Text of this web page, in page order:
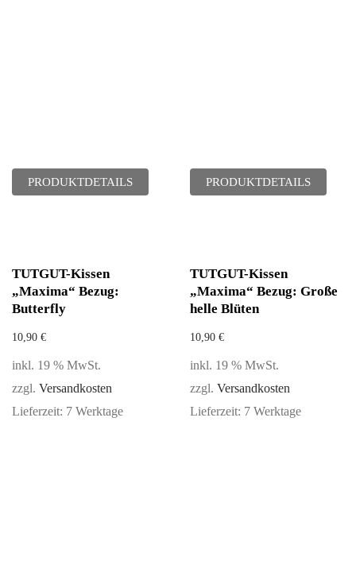
PRODUKTDETAILS PRODUKTDETAILS
TUTGUT-Kissen
„Maxima“ Bezug:
Butterfly
10,90 €
inkl. 19 % MwSt.
zzgl. Versandkosten
Lieferzeit: 7 Werktage
TUTGUT-Kissen
„Maxima“ Bezug: Große
helle Blüten
10,90 €
inkl. 19 % MwSt.
zzgl. Versandkosten
Lieferzeit: 7 Werktage